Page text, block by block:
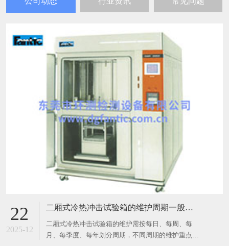
二厢式冷热冲击试验箱的维护需按每日、每周、每
月、每季度、每年划分周期，不同周期的维护重点不
同，以此保障设备精度和使用寿命，具体如下： 每日
能； 检查冷凝水排水孔是否通畅，避免积水腐蚀内
胆； 记录试验过程中的温度曲线和设备运行状态，及
时发现异
二厢式冷热冲击试验箱的温度范围分为高温区和低温
区，常规型号与高端定制型号的参数有所区别，具体
如下： 常规标准型号 高温区：+60℃～+200℃，主流
应用场景下常用温度区间为 +80℃～+150℃，依靠镍
铬加热管 + 强制风循环实现快速升温。 低温
区：-10℃～-70℃，最常用的区间是 -4
21
2024-06
冷热冲击试验箱三箱式跟两箱式有什么差别？
​冷热冲击试验箱三箱式与两箱式的主要差别体现在以
下几个方面：一、结构差异：1.两箱式冷热冲击试验